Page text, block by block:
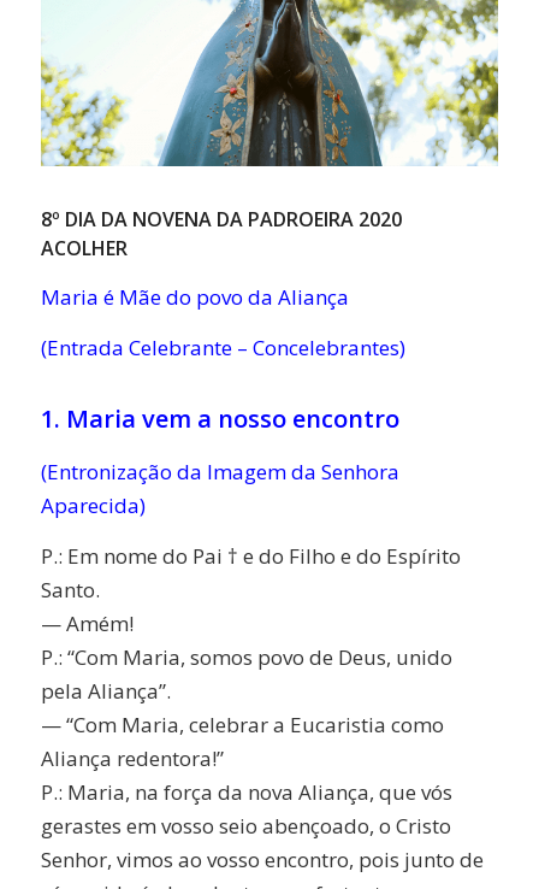
8º DIA DA NOVENA DA PADROEIRA 2020
ACOLHER
Maria é Mãe do povo da Aliança
(Entrada Celebrante – Concelebrantes)
1. Maria vem a nosso encontro
(Entronização da Imagem da Senhora
Aparecida)
P.: Em nome do Pai † e do Filho e do Espírito
Santo.
— Amém!
P.: “Com Maria, somos povo de Deus, unido
pela Aliança”.
— “Com Maria, celebrar a Eucaristia como
Aliança redentora!”
P.: Maria, na força da nova Aliança, que vós
gerastes em vosso seio abençoado, o Cristo
Senhor, vimos ao vosso encontro, pois junto de